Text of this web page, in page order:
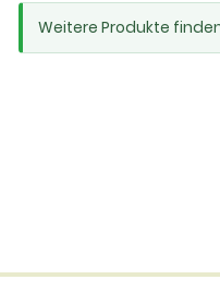
Weitere Produkte